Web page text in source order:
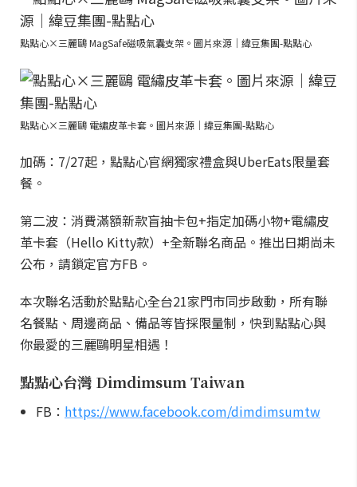
點點心×三麗鷗 MagSafe磁吸氣囊支架。圖片來源｜緯豆集團-點點心
點點心×三麗鷗 電繡皮革卡套。圖片來源｜緯豆集團-點點心
加碼：7/27起，點點心官網獨家禮盒與UberEats限量套
餐。
第二波：消費滿額新款盲抽卡包+指定加碼小物+電繡皮
革卡套（Hello Kitty款）+全新聯名商品。推出日期尚未
公布，請鎖定官方FB。
本次聯名活動於點點心全台21家門市同步啟動，所有聯
名餐點、周邊商品、備品等皆採限量制，快到點點心與
你最愛的三麗鷗明星相遇！
點點心台灣 Dimdimsum Taiwan
FB： https://www.facebook.com/dimdimsumtw